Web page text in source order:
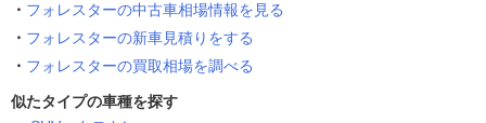
フォレスターの中古車相場情報を見る
フォレスターの新車見積りをする
フォレスターの買取相場を調べる
似たタイプの車種を探す